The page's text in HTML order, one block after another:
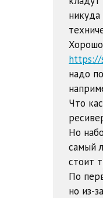
https://
надо
Что
Но
самый
стоит
По
но из-